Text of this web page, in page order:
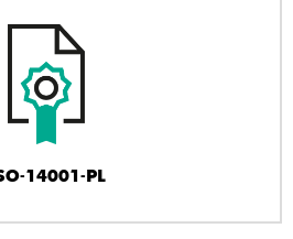
14001-PL